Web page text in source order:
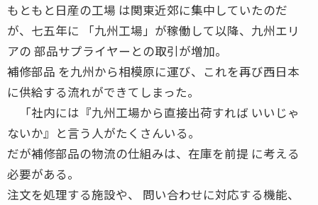
もともと日産の工場 は関東近郊に集中していたのだ
が、七五年に 「九州工場」が稼働して以降、九州エリ
アの 部品サプライヤーとの取引が増加。
補修部品 を九州から相模原に運び、これを再び西日本
に供給する流れができてしまった。
「社内には『九州工場から直接出荷すれば いいじゃ
ないか』と言う人がたくさんいる。
だが補修部品の物流の仕組みは、在庫を前提 に考える
必要がある。
注文を処理する施設や、 問い合わせに対応する機能、